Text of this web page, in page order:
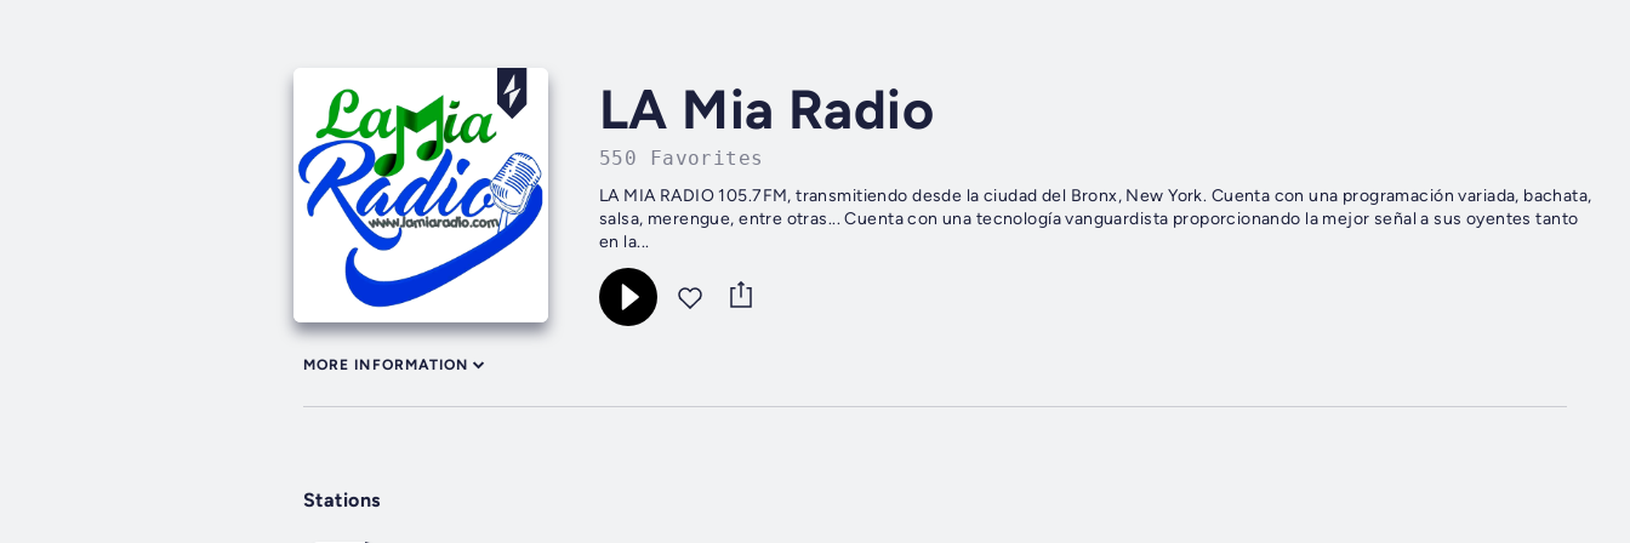
LA Mia Radio
550 Favorites
LA MIA RADIO 105.7FM, transmitiendo desde la ciudad del Bronx, New York. Cuenta con una programación variada, bachata,
salsa, merengue, entre otras... Cuenta con una tecnología vanguardista proporcionando la mejor señal a sus oyentes tanto
en la...
MORE INFORMATION
Stations